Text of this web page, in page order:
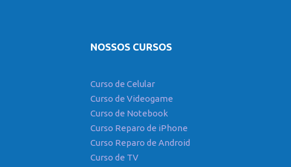
NOSSOS CURSOS
Curso de Celular
Curso de Videogame
Curso de Notebook
Curso Reparo de iPhone
Curso Reparo de Android
Curso de TV